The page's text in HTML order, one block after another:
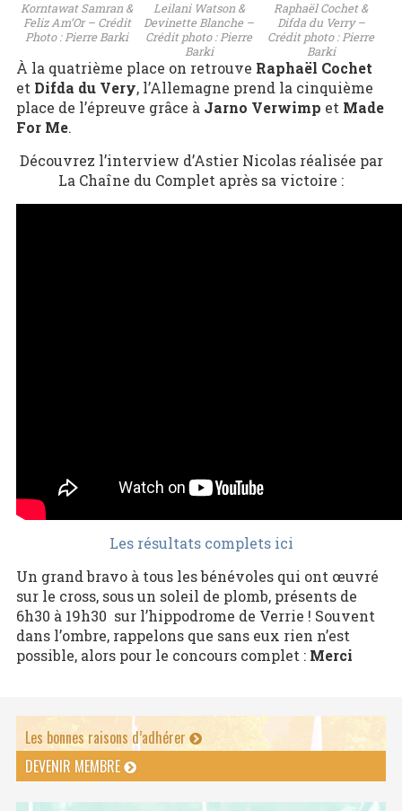
Korntawat Samran &
Feliz Am’Or – Crédit
Photo : Pierre Barki
Leilani Watson &
Devinette Blanche –
Crédit photo : Pierre
Barki
Raphaël Cochet &
Difda du Verry –
Crédit photo : Pierre
Barki
À la quatrième place on retrouve Raphaël Cochet
et Difda du Very, l’Allemagne prend la cinquième
place de l’épreuve grâce à Jarno Verwimp et Made
For Me.
Découvrez l’interview d’Astier Nicolas réalisée par
La Chaîne du Complet après sa victoire :
Les résultats complets ici
Un grand bravo à tous les bénévoles qui ont œuvré
sur le cross, sous un soleil de plomb, présents de
6h30 à 19h30 sur l’hippodrome de Verrie ! Souvent
dans l’ombre, rappelons que sans eux rien n’est
possible, alors pour le concours complet : Merci
Les bonnes raisons d’adhérer
DEVENIR MEMBRE